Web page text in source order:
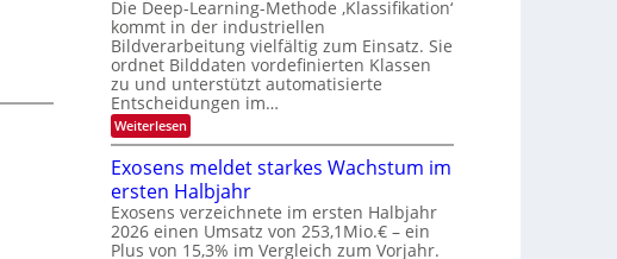
e
c
h
T
a
l
k
s
u
f
d
e
r
V
I
S
I
O
N
n
g
z
u
E
l
e
k
t
r
o
n
Die Deep-Learning-Methode ‚Klassifikation‘
kommt in der industriellen
Bildverarbeitung vielfältig zum Einsatz. Sie
ordnet Bilddaten vordefinierten Klassen
zu und unterstützt automatisierte
Entscheidungen im…
Weiterlesen:
W
n
n
d
i
e
Exosens meldet starkes Wachstum im
ersten Halbjahr
Exosens verzeichnete im ersten Halbjahr
2026 einen Umsatz von 253,1Mio.€ – ein
Plus von 15,3% im Vergleich zum Vorjahr.